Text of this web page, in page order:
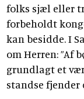
folks sjæl eller
forbeholdt
kan besidde. I
om Herren: ”Af
grundlagt et
standse fjender